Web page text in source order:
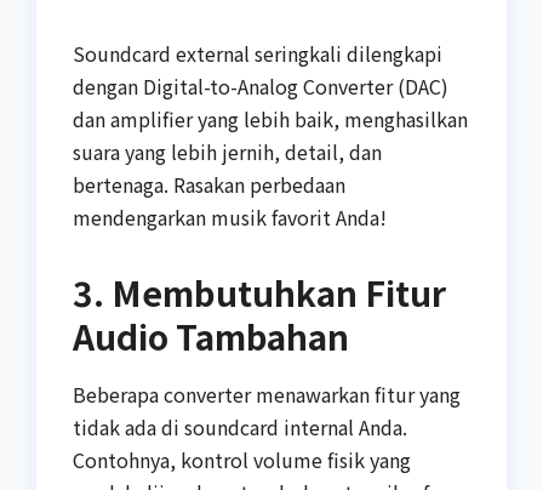
Soundcard external seringkali dilengkapi
dengan Digital-to-Analog Converter (DAC)
dan amplifier yang lebih baik, menghasilkan
suara yang lebih jernih, detail, dan
bertenaga. Rasakan perbedaan
mendengarkan musik favorit Anda!
3. Membutuhkan Fitur
Audio Tambahan
Beberapa converter menawarkan fitur yang
tidak ada di soundcard internal Anda.
Contohnya, kontrol volume fisik yang